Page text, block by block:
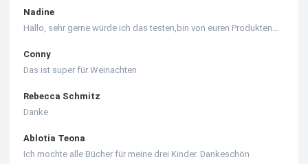
Nadine
Hallo, sehr gerne würde ich das testen,bin von euren Produkten…
Conny
Das ist super für Weinachten
Rebecca Schmitz
Danke
Ablotia Teona
Ich mochte alle Bücher für meine drei Kinder. Dankeschön